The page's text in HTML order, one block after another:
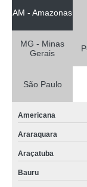
AM - Amazonas
MG - Minas
Gerais
São Paulo
Americana
Araraquara
Araçatuba
Bauru